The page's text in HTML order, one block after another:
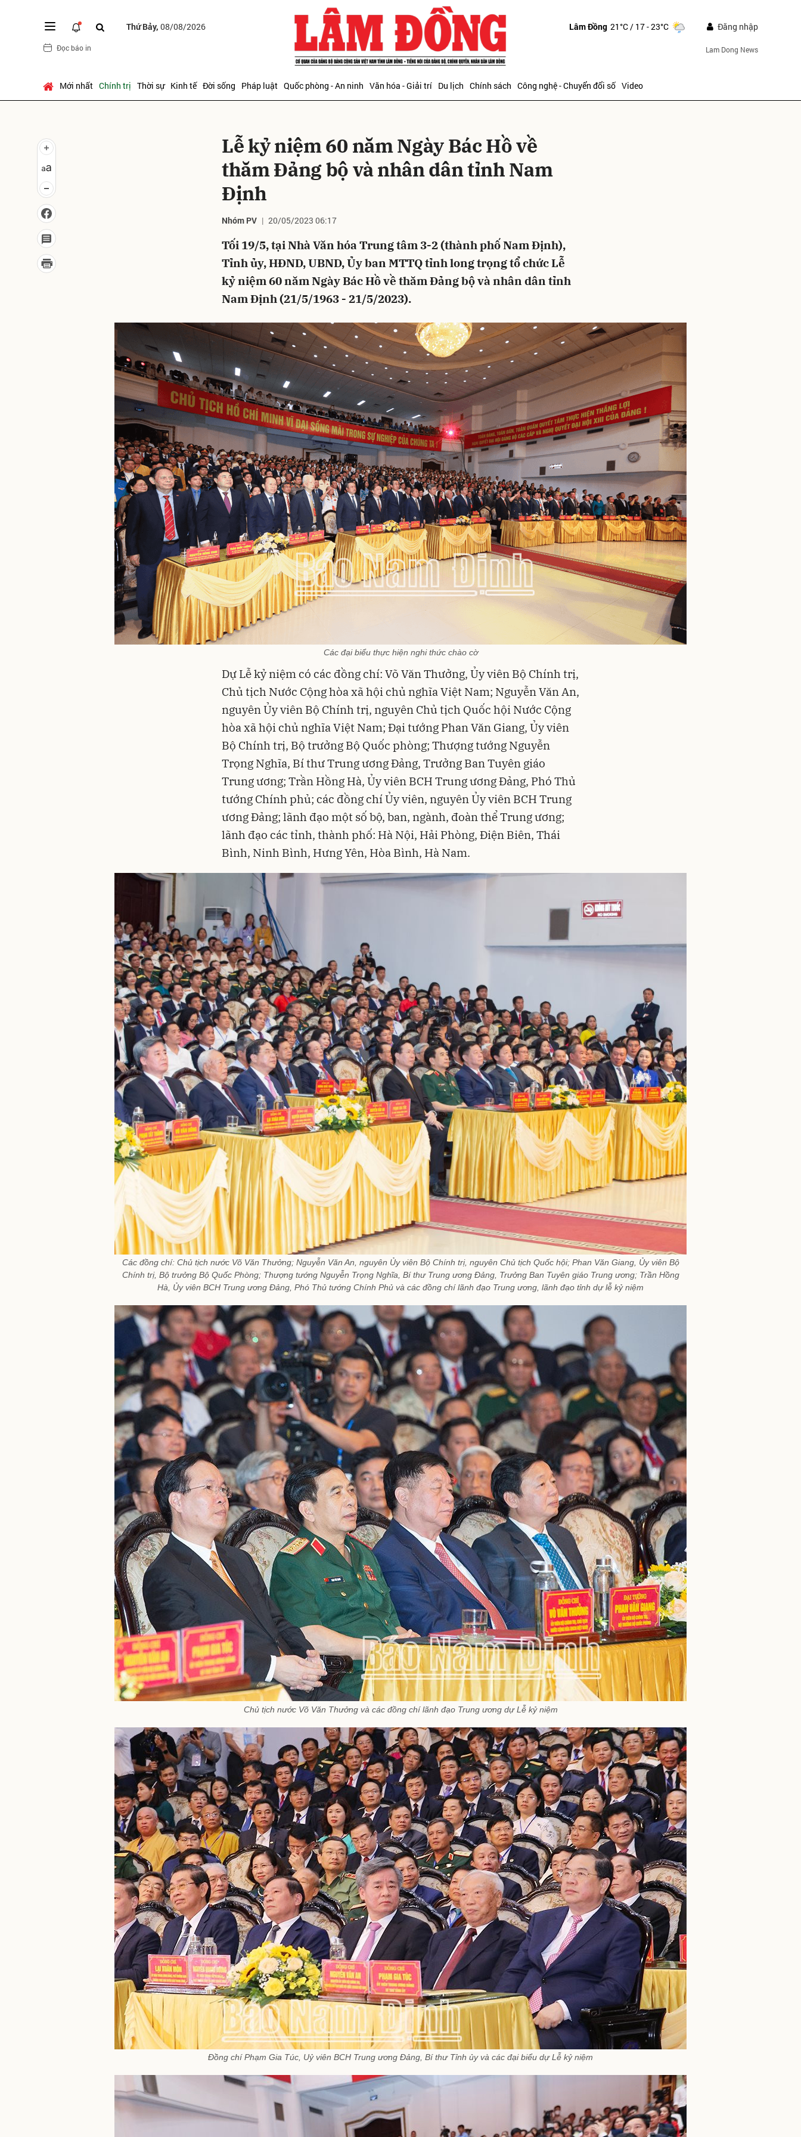
Thứ Bảy, 08/08/2026
Đọc báo in
Lâm Đồng 21°C/ 17 - 23°C Đăng nhập
Lam Dong News
Mới nhất Chính trị Thời sự Kinh tế Đời sống Pháp luật Quốc phòng - An ninh Văn hóa - Giải trí Du lịch Chính sách Công nghệ - Chuyển đổi số Video
Lễ kỷ niệm 60 năm Ngày Bác Hồ về
thăm Đảng bộ và nhân dân tỉnh Nam
Định
Nhóm PV 20/05/2023 06:17
Tối 19/5, tại Nhà Văn hóa Trung tâm 3-2 (thành phố Nam Định),
Tỉnh ủy, HĐND, UBND, Ủy ban MTTQ tỉnh long trọng tổ chức Lễ
kỷ niệm 60 năm Ngày Bác Hồ về thăm Đảng bộ và nhân dân tỉnh
Nam Định (21/5/1963 - 21/5/2023).
Các đại biểu thực hiện nghi thức chào cờ
Dự Lễ kỷ niệm có các đồng chí: Võ Văn Thưởng, Ủy viên Bộ Chính trị,
Chủ tịch Nước Cộng hòa xã hội chủ nghĩa Việt Nam; Nguyễn Văn An,
nguyên Ủy viên Bộ Chính trị, nguyên Chủ tịch Quốc hội Nước Cộng
hòa xã hội chủ nghĩa Việt Nam; Đại tướng Phan Văn Giang, Ủy viên
Bộ Chính trị, Bộ trưởng Bộ Quốc phòng; Thượng tướng Nguyễn
Trọng Nghĩa, Bí thư Trung ương Đảng, Trưởng Ban Tuyên giáo
Trung ương; Trần Hồng Hà, Ủy viên BCH Trung ương Đảng, Phó Thủ
tướng Chính phủ; các đồng chí Ủy viên, nguyên Ủy viên BCH Trung
ương Đảng; lãnh đạo một số bộ, ban, ngành, đoàn thể Trung ương;
lãnh đạo các tỉnh, thành phố: Hà Nội, Hải Phòng, Điện Biên, Thái
Bình, Ninh Bình, Hưng Yên, Hòa Bình, Hà Nam.
Các đồng chí: Chủ tịch nước Võ Văn Thưởng; Nguyễn Văn An, nguyên Ủy viên Bộ Chính trị, nguyên Chủ tịch Quốc hội; Phan Văn Giang, Ủy viên Bộ
Chính trị, Bộ trưởng Bộ Quốc Phòng; Thượng tướng Nguyễn Trọng Nghĩa, Bí thư Trung ương Đảng, Trưởng Ban Tuyên giáo Trung ương; Trần Hồng
Hà, Ủy viên BCH Trung ương Đảng, Phó Thủ tướng Chính Phủ và các đồng chí lãnh đạo Trung ương, lãnh đạo tỉnh dự lễ kỷ niệm
Chủ tịch nước Võ Văn Thưởng và các đồng chí lãnh đạo Trung ương dự Lễ kỷ niệm
Đồng chí Phạm Gia Túc, Uỷ viên BCH Trung ương Đảng, Bí thư Tỉnh ủy và các đại biểu dự Lễ kỷ niệm
Gửi bình luận